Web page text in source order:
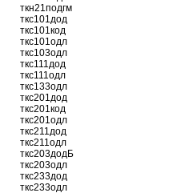
ткн21подгм
ткс101дод
ткс101код
ткс101одл
ткс103одл
ткс111дод
ткс111одл
ткс133одл
ткс201дод
ткс201код
ткс201одл
ткс211дод
ткс211одл
ткс203додБ
ткс203одл
ткс233дод
ткс233одл